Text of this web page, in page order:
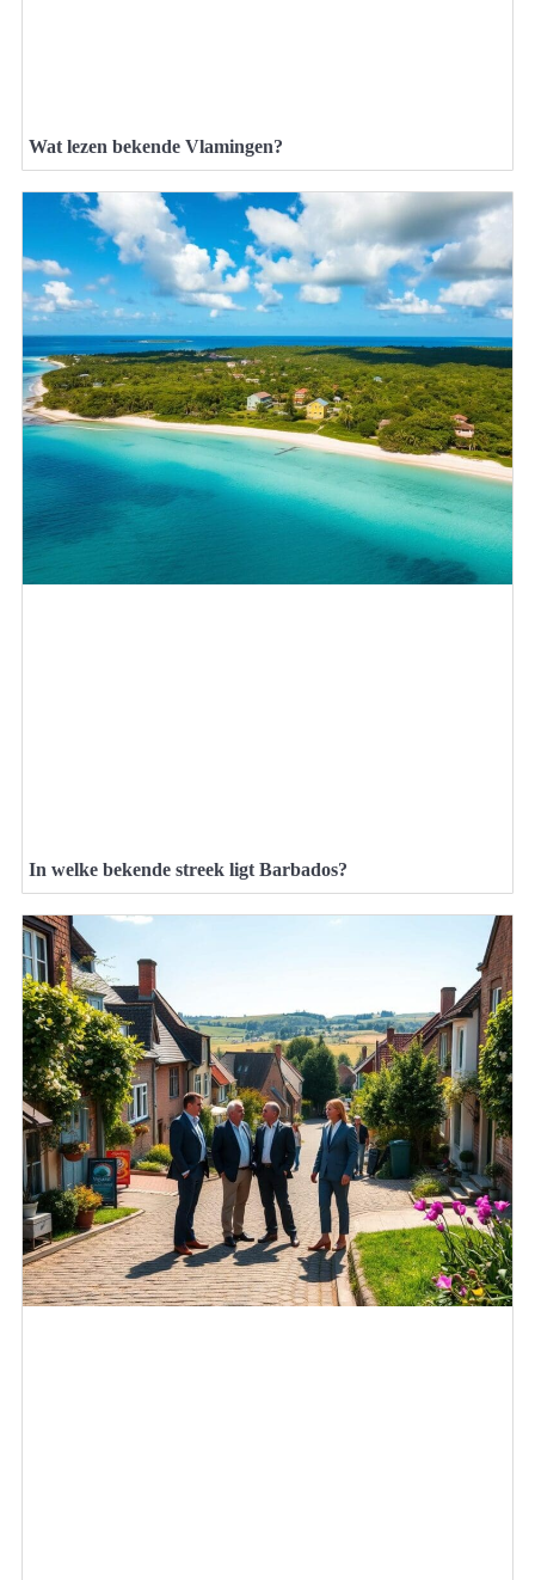
Wat lezen bekende Vlamingen?
In welke bekende streek ligt Barbados?